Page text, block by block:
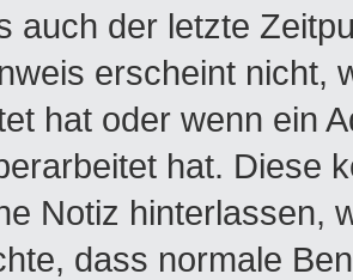
auch der letzte
erscheint nicht,
hat oder wenn ein
hat. Diese
Notiz hinterlassen,
dass normale